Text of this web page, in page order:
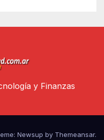
y Finanzas
Newsup by Themeansar.